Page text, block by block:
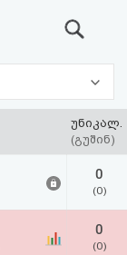
უნიკალ.
(გუშინ)
0
(0)
0
(0)